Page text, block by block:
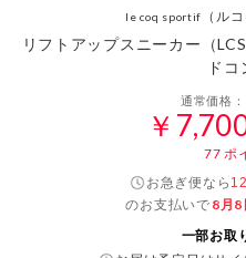
le coq sportif （ル
リフトアップスニーカー（
ドコ
通常価格
￥
77 ポ
お急ぎ便なら
のお支払いで 8月8
一部お取